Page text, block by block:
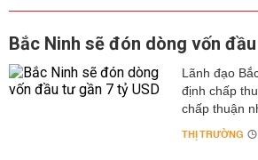
Bắc Ninh sẽ đón dòng vốn
Lãnh đạo
định chấp
chấp thuận
THỊ TRƯỜNG